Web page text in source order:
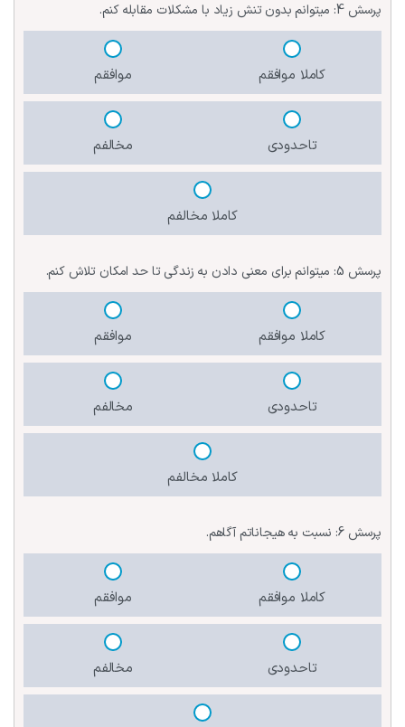
پرسش 4: میتوانم بدون تنش زیاد‌‌ با مشکلات مقابله کنم.
کاملا موافقم موافقم
تاحدودی مخالفم
کاملا مخالفم
پرسش 5: میتوانم برای معنی دادن به زندگی تا حد امکان تلاش کنم.
کاملا موافقم موافقم
تاحدودی مخالفم
کاملا مخالفم
پرسش 6: نسبت به هیجاناتم آگاهم.
کاملا موافقم موافقم
تاحدودی مخالفم